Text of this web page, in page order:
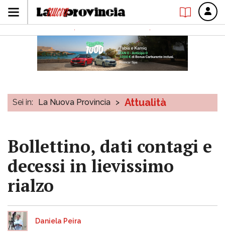
Sei in: La Nuova Provincia > Attualità
Bollettino, dati contagi e
decessi in lievissimo
rialzo
Daniela Peira